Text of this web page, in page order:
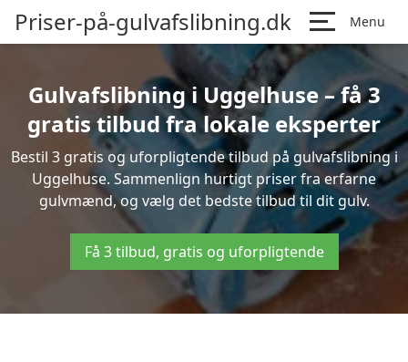
Priser-på-gulvafslibning.dk Menu
Gulvafslibning i Uggelhuse – få 3
gratis tilbud fra lokale eksperter
Bestil 3 gratis og uforpligtende tilbud på gulvafslibning i
Uggelhuse. Sammenlign hurtigt priser fra erfarne
gulvmænd, og vælg det bedste tilbud til dit gulv.
Få 3 tilbud, gratis og uforpligtende